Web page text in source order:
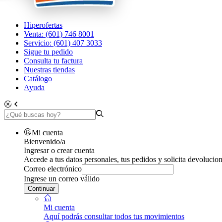
Hiperofertas
Venta: (601) 746 8001
Servicio: (601) 407 3033
Sigue tu pedido
Consulta tu factura
Nuestras tiendas
Catálogo
Ayuda
Mi cuenta
Bienvenido/a
Ingresar o crear cuenta
Accede a tus datos personales, tus pedidos y solicita
Correo electrónico
Ingrese un correo válido
Continuar
Mi cuenta
Aquí podrás consultar todos tus movimientos